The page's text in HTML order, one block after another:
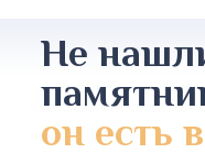
Не
он есть